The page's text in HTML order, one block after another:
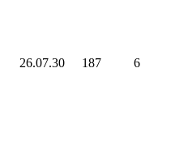
26.07.30 187 6